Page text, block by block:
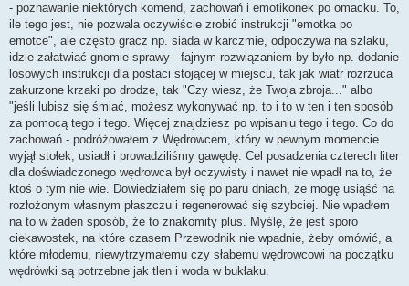
- poznawanie niektórych komend, zachowań i emotikonek po omacku. To,
ile tego jest, nie pozwala oczywiście zrobić instrukcji "emotka po
emotce", ale często gracz np. siada w karczmie, odpoczywa na szlaku,
idzie załatwiać gnomie sprawy - fajnym rozwiązaniem by było np. dodanie
losowych instrukcji dla postaci stojącej w miejscu, tak jak wiatr rozrzuca
zakurzone krzaki po drodze, tak "Czy wiesz, że Twoja zbroja..." albo
"jeśli lubisz się śmiać, możesz wykonywać np. to i to w ten i ten sposób
za pomocą tego i tego. Więcej znajdziesz po wpisaniu tego i tego. Co do
zachowań - podróżowałem z Wędrowcem, który w pewnym momencie
wyjął stołek, usiadł i prowadziliśmy gawędę. Cel posadzenia czterech liter
dla doświadczonego wędrowca był oczywisty i nawet nie wpadł na to, że
ktoś o tym nie wie. Dowiedziałem się po paru dniach, że mogę usiąść na
rozłożonym własnym płaszczu i regenerować się szybciej. Nie wpadłem
na to w żaden sposób, że to znakomity plus. Myślę, że jest sporo
ciekawostek, na które czasem Przewodnik nie wpadnie, żeby omówić, a
które młodemu, niewytrzymałemu czy słabemu wędrowcowi na początku
wędrówki są potrzebne jak tlen i woda w bukłaku.